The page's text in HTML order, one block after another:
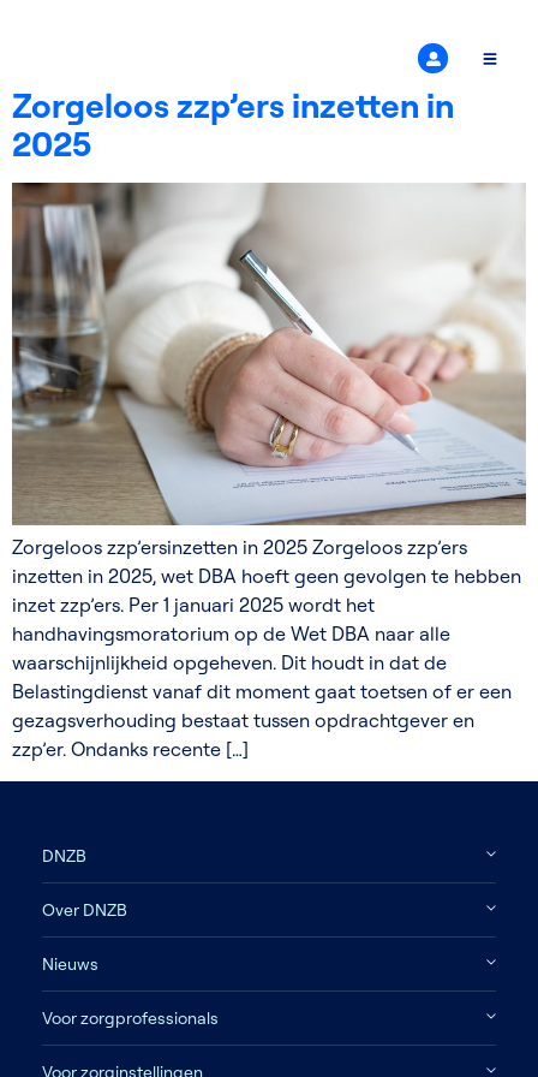
Zorgeloos zzp’ers inzetten in
2025
Zorgeloos zzp’ersinzetten in 2025 Zorgeloos zzp’ers
inzetten in 2025, wet DBA hoeft geen gevolgen te hebben
inzet zzp’ers. Per 1 januari 2025 wordt het
handhavingsmoratorium op de Wet DBA naar alle
waarschijnlijkheid opgeheven. Dit houdt in dat de
Belastingdienst vanaf dit moment gaat toetsen of er een
gezagsverhouding bestaat tussen opdrachtgever en
zzp’er. Ondanks recente […]
DNZB
Over DNZB
Nieuws
Voor zorgprofessionals
Voor zorginstellingen